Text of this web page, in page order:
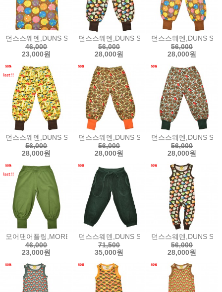
던스스웨덴,DUNS SWEDEN Short Sleeve Tops - Snowdrops반팔티
46,000
23,000원
던스스웨덴,DUNS SWEDEN Baggy Pants -
56,000
28,000원
던스스웨덴,DUNS
56,000
28,000원
던스스웨덴,DUNS SWEDEN Baggy Pants - Mushroom Yellow배기
56,000
28,000원
던스스웨덴,DUNS SWEDEN Baggy Pants -
56,000
28,000원
던스스웨덴,DUNS
56,000
28,000원
모어댄어플링,MORE THAN A FLING Baggy Pants - Green Treetop
46,000
23,000원
던스스웨덴,DUNS SWEDEN Terry Pants -
71,500
35,000원
던스스웨덴,DUNS
56,000
28,000원